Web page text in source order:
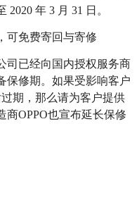
年 3 月 31 日。
司已经向国内授权服务商
保修期。如果受影响客户
期，那么请为客户提供
商OPPO也宣布延长保修